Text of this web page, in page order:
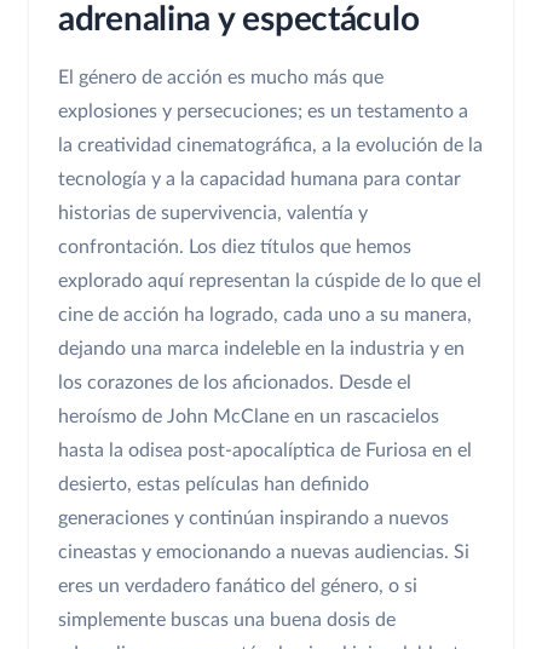
adrenalina y espectáculo
El género de acción es mucho más que
explosiones y persecuciones; es un testamento a
la creatividad cinematográfica, a la evolución de la
tecnología y a la capacidad humana para contar
historias de supervivencia, valentía y
confrontación. Los diez títulos que hemos
explorado aquí representan la cúspide de lo que el
cine de acción ha logrado, cada uno a su manera,
dejando una marca indeleble en la industria y en
los corazones de los aficionados. Desde el
heroísmo de John McClane en un rascacielos
hasta la odisea post-apocalíptica de Furiosa en el
desierto, estas películas han definido
generaciones y continúan inspirando a nuevos
cineastas y emocionando a nuevas audiencias. Si
eres un verdadero fanático del género, o si
simplemente buscas una buena dosis de